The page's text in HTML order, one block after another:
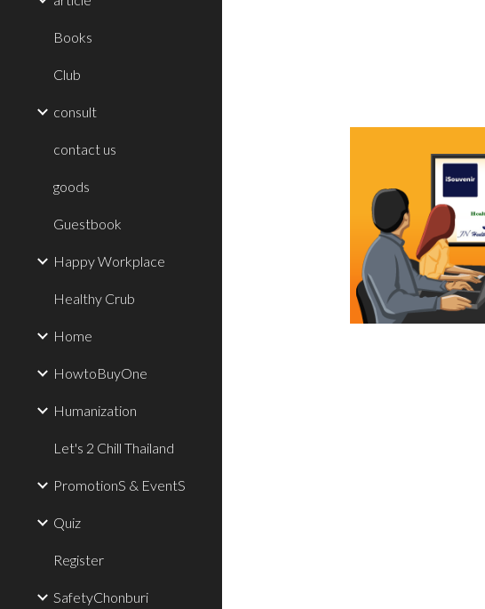
Books
Club
consult
contact us
goods
Guestbook
Happy Workplace
Healthy Crub
Home
HowtoBuyOne
Humanization
Let's 2 Chill Thailand
PromotionS & EventS
Quiz
Register
SafetyChonburi